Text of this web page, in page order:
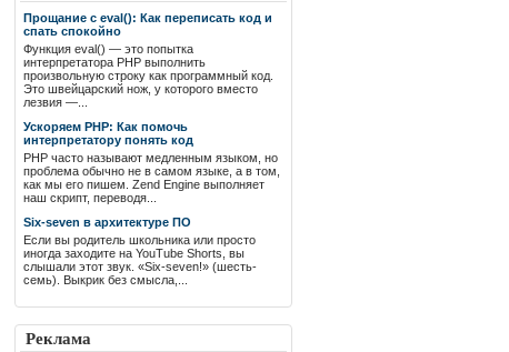
Прощание с eval(): Как переписать код и
спать спокойно
Функция eval() — это попытка
интерпретатора PHP выполнить
произвольную строку как программный код.
Это швейцарский нож, у которого вместо
лезвия —...
Ускоряем PHP: Как помочь
интерпретатору понять код
PHP часто называют медленным языком, но
проблема обычно не в самом языке, а в том,
как мы его пишем. Zend Engine выполняет
наш скрипт, переводя...
Six-seven в архитектуре ПО
Если вы родитель школьника или просто
иногда заходите на YouTube Shorts, вы
слышали этот звук. «Six-seven!» (шесть-
семь). Выкрик без смысла,...
Реклама